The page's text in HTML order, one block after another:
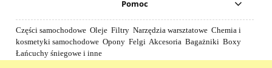
Pomoc
Części samochodowe Oleje Filtry Narzędzia warsztatowe Chemia i
kosmetyki samochodowe Opony Felgi Akcesoria Bagażniki Boxy
Łańcuchy śniegowe i inne